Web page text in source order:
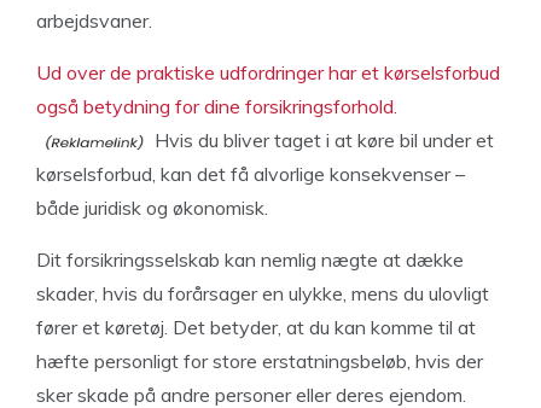
arbejdsvaner.
Ud over de praktiske udfordringer har et kørselsforbud
også betydning for dine forsikringsforhold.
Hvis du bliver taget i at køre bil under et
kørselsforbud, kan det få alvorlige konsekvenser –
både juridisk og økonomisk.
Dit forsikringsselskab kan nemlig nægte at dække
skader, hvis du forårsager en ulykke, mens du ulovligt
fører et køretøj. Det betyder, at du kan komme til at
hæfte personligt for store erstatningsbeløb, hvis der
sker skade på andre personer eller deres ejendom.